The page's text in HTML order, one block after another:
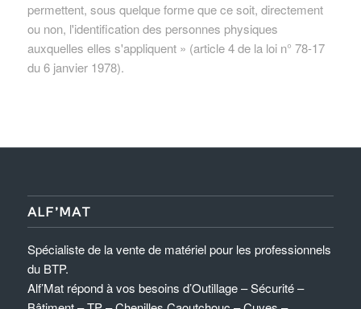
permettent, sous quelque forme que ce soit, directement
ou non, l'identification des personnes physiques
auxquelles elles s'appliquent » (article 4 de la loi n° 78-17
du 6 janvier 1978).
ALF’MAT
Spécialiste de la vente de matériel pour les professionnels
du BTP.
Alf’Mat répond à vos besoins d’Outillage – Sécurité –